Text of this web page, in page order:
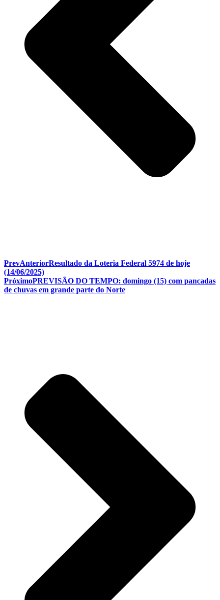
PrevAnteriorResultado da Loteria Federal 5974 de hoje
(14/06/2025)
PróximoPREVISÃO DO TEMPO: domingo (15) com pancadas
de chuvas em grande parte do Norte